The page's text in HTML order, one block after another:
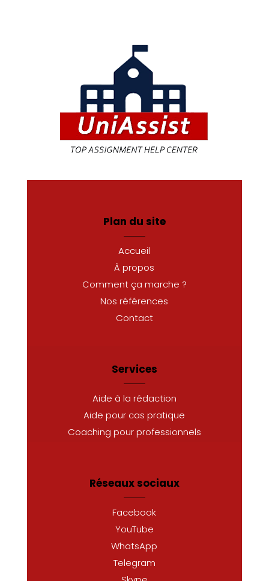
Plan du site
Accueil
À propos
Comment ça marche ?
Nos références
Contact
Services
Aide à la rédaction
Aide pour cas pratique
Coaching pour professionnels
Réseaux sociaux
Facebook
YouTube
WhatsApp
Telegram